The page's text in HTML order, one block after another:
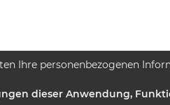
Ihre personenbezogenen
dieser Anwendung,